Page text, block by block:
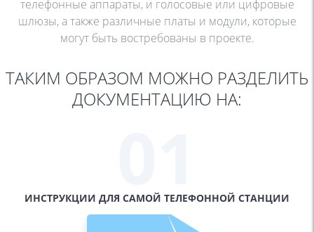
телефонные аппараты, и голосовые или цифровые
шлюзы, а также различные платы и модули, которые
могут быть востребованы в проекте.
ТАКИМ ОБРАЗОМ МОЖНО РАЗДЕЛИТЬ
ДОКУМЕНТАЦИЮ НА:
ИНСТРУКЦИИ ДЛЯ САМОЙ ТЕЛЕФОННОЙ СТАНЦИИ